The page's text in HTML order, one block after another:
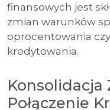
finansowych jest
zmian warunków
oprocentowania
kredytowania.
Konsolidacja
Połączenie